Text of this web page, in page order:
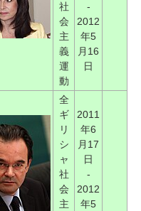
社
会
主
義
運
動
-
2012
年5
月16
日
全
ギ
リ
シ
ャ
社
会
主
2011
年6
月17
日
-
2012
年5